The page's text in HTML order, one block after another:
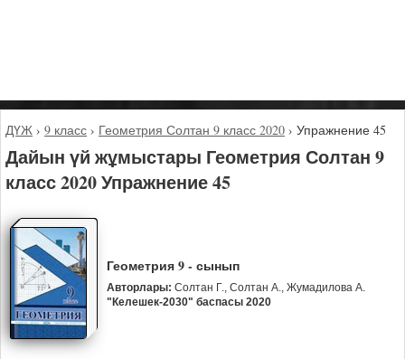
ДҮЖ › 9 класс › Геометрия Солтан 9 класс 2020 › Упражнение 45
Дайын үй жұмыстары Геометрия Солтан 9
класс 2020 Упражнение 45
Геометрия 9 - сынып
Авторлары: Солтан Г., Солтан А., Жумадилова А.
"Келешек-2030" баспасы 2020